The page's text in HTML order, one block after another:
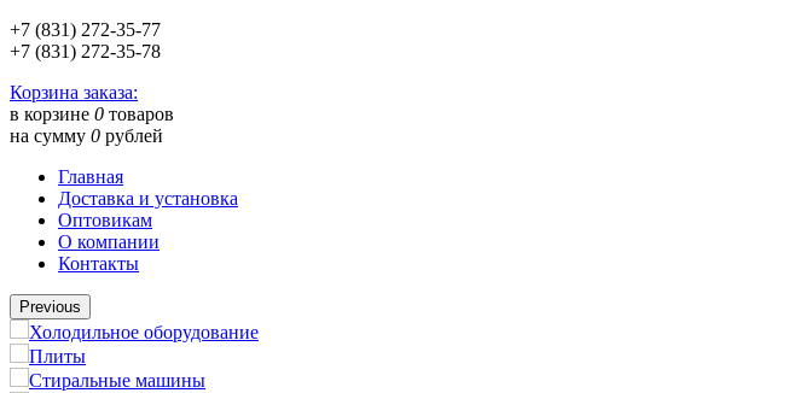
+7 (831) 272-35-77
+7 (831) 272-35-78
Корзина заказа:
в корзине 0 товаров
на сумму 0 рублей
Главная
Доставка и установка
Оптовикам
О компании
Контакты
Previous
Холодильное оборудование
Плиты
Стиральные машины